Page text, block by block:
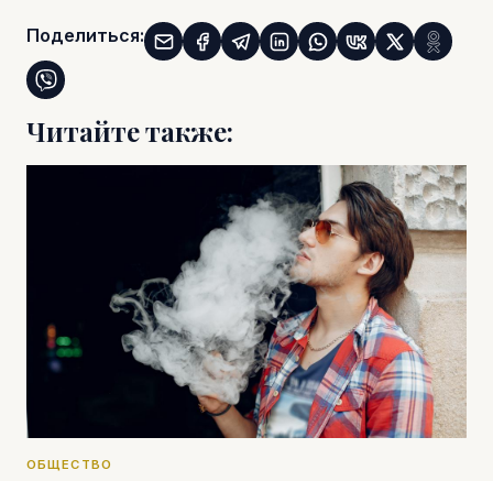
Поделиться:
Читайте также:
ОБЩЕСТВО